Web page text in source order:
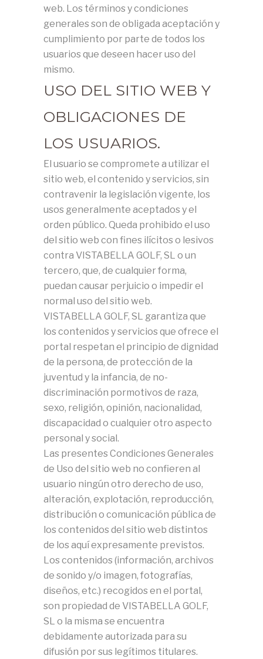
web. Los términos y condiciones
generales son de obligada aceptación y
cumplimiento por parte de todos los
usuarios que deseen hacer uso del
mismo.
USO DEL SITIO WEB Y
OBLIGACIONES DE
LOS USUARIOS.
El usuario se compromete a utilizar el
sitio web, el contenido y servicios, sin
contravenir la legislación vigente, los
usos generalmente aceptados y el
orden público. Queda prohibido el uso
del sitio web con fines ilícitos o lesivos
contra VISTABELLA GOLF, SL o un
tercero, que, de cualquier forma,
puedan causar perjuicio o impedir el
normal uso del sitio web.
VISTABELLA GOLF, SL garantiza que
los contenidos y servicios que ofrece el
portal respetan el principio de dignidad
de la persona, de protección de la
juventud y la infancia, de no-
discriminación pormotivos de raza,
sexo, religión, opinión, nacionalidad,
discapacidad o cualquier otro aspecto
personal y social.
Las presentes Condiciones Generales
de Uso del sitio web no confieren al
usuario ningún otro derecho de uso,
alteración, explotación, reproducción,
distribución o comunicación pública de
los contenidos del sitio web distintos
de los aquí expresamente previstos.
Los contenidos (información, archivos
de sonido y/o imagen, fotografías,
diseños, etc.) recogidos en el portal,
son propiedad de VISTABELLA GOLF,
SL o la misma se encuentra
debidamente autorizada para su
difusión por sus legítimos titulares.